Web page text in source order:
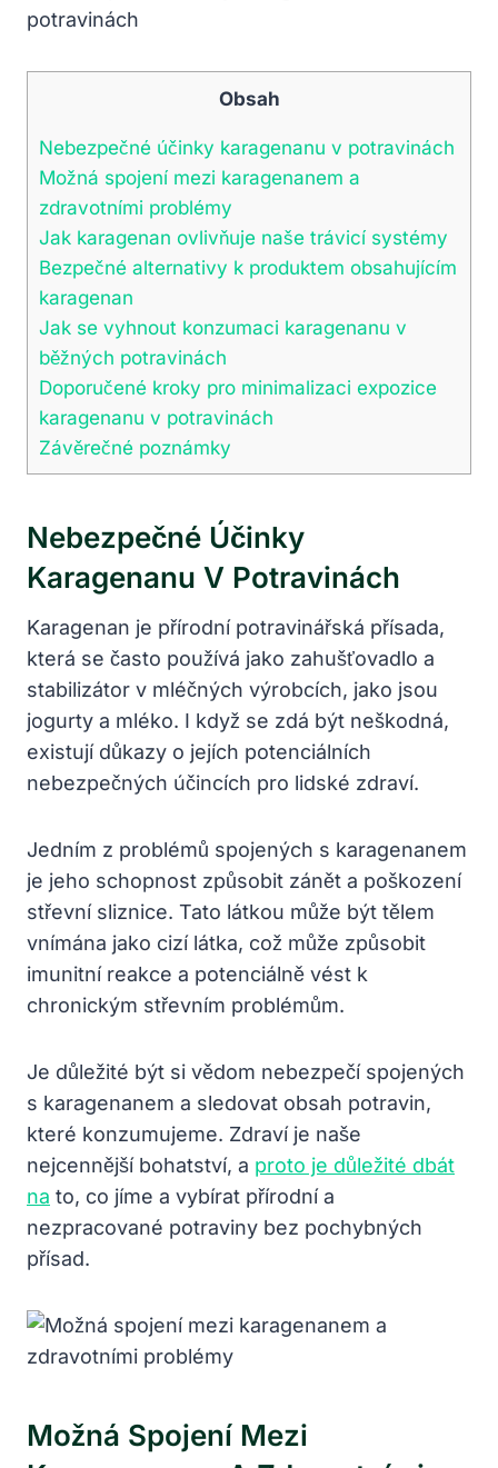
Obsah
Nebezpečné účinky karagenanu v potravinách
Možná spojení mezi karagenanem a
zdravotními problémy
Jak karagenan ovlivňuje naše trávicí systémy
Bezpečné alternativy k produktem obsahujícím
karagenan
Jak se vyhnout konzumaci karagenanu v
běžných potravinách
Doporučené kroky pro minimalizaci expozice
karagenanu v potravinách
Závěrečné poznámky
Nebezpečné Účinky
Karagenanu V Potravinách
Karagenan je přírodní potravinářská přísada,
která se často používá jako zahušťovadlo a
stabilizátor v mléčných výrobcích, jako jsou
jogurty a mléko. I když se zdá být neškodná,
existují důkazy o jejích potenciálních
nebezpečných účincích pro lidské zdraví.
Jedním z problémů spojených s karagenanem
je jeho schopnost způsobit zánět a poškození
střevní sliznice. Tato látkou může být tělem
vnímána jako cizí látka, což může způsobit
imunitní reakce a potenciálně vést k
chronickým střevním problémům.
Je důležité být si vědom nebezpečí spojených
s karagenanem a sledovat obsah potravin,
které konzumujeme. Zdraví je naše
nejcennější bohatství, a proto je důležité dbát
na to, co jíme a vybírat přírodní a
nezpracované potraviny bez pochybných
přísad.
Možná Spojení Mezi